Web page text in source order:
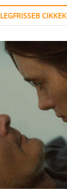
LEGFRISSEB CIKKEK